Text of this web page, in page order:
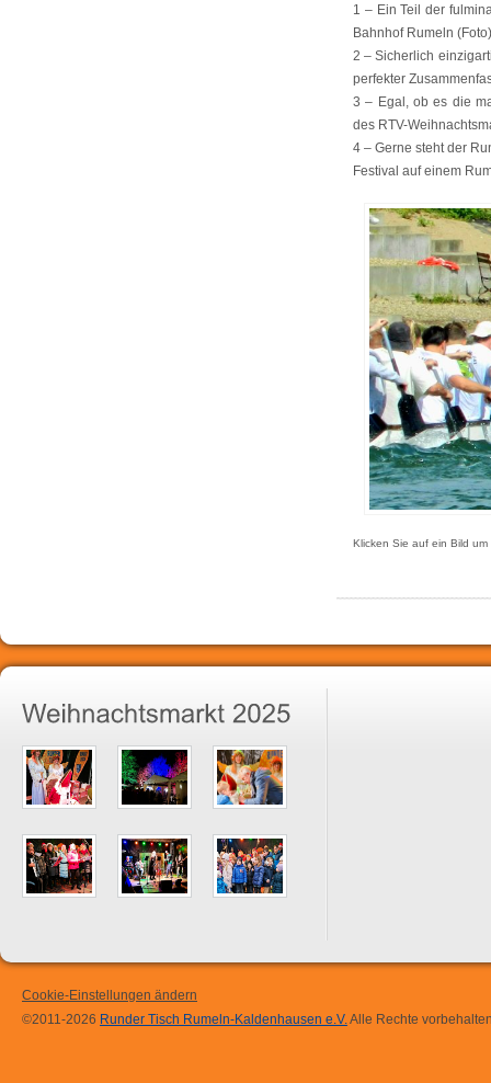
1 – Ein Teil der
Bahnhof Rumeln
2 – Sicherlich
perfekter
3 – Egal, ob es die
des RTV-
4 – Gerne steht der
Festival auf einem
Klicken Sie auf ein Bild
Cookie-Einstellungen ändern
©2011-2026 Runder Tisch Rumeln-Kaldenhausen e.V.Alle Rechte